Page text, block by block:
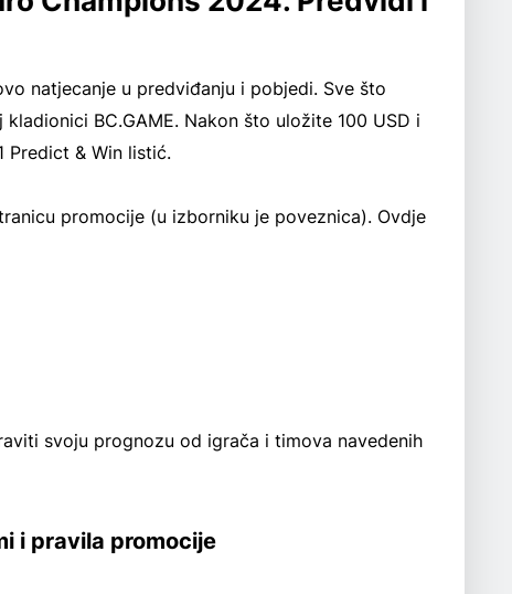
natjecanje u predviđanju i pobjedi. Sve što
BC.GAME. Nakon što uložite 100 USD i
Predict & Win listić.
promocije (u izborniku je poveznica). Ovdje
svoju prognozu od igrača i timova navedenih
i pravila promocije